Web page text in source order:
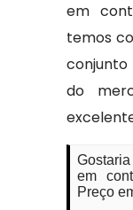
em
temos
do
em
Preço